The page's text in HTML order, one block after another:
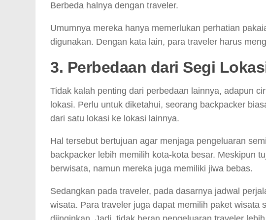
Berbeda halnya dengan traveler.
Umumnya mereka hanya memerlukan perhatian
digunakan. Dengan kata lain, para traveler harus
3. Perbedaan dari Segi
Tidak kalah penting dari perbedaan lainnya, adapun
lokasi. Perlu untuk diketahui, seorang backpacker
dari satu lokasi ke lokasi lainnya.
Hal tersebut bertujuan agar menjaga pengeluaran
backpacker lebih memilih kota-kota besar. Meskipun
berwisata, namun mereka juga memiliki jiwa bebas.
Sedangkan pada traveler, pada dasarnya jadwal
wisata. Para traveler juga dapat memilih paket wisata